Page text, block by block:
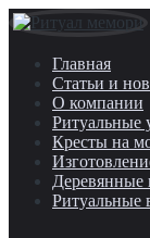
Главная
Статьи и
О компании
Ритуальные
Кресты на
Деревянные
Ритуальные